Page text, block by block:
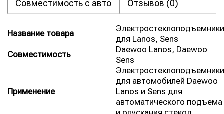
Совместимость с авто
Отзывов (0)
Название товара
Электростеклоподъемники
для Lanos, Sens
Совместимость
Daewoo Lanos, Daewoo
Sens
Применение
Электростеклоподъемники
для автомобилей Daewoo
Lanos и Sens для
автоматического подъема